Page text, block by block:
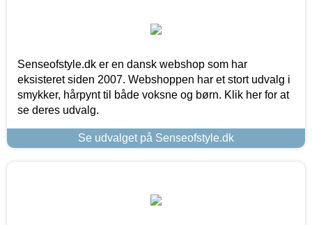
Senseofstyle.dk er en dansk webshop som har
eksisteret siden 2007. Webshoppen har et stort udvalg i
smykker, hårpynt til både voksne og børn. Klik her for at
se deres udvalg.
Se udvalget på Senseofstyle.dk